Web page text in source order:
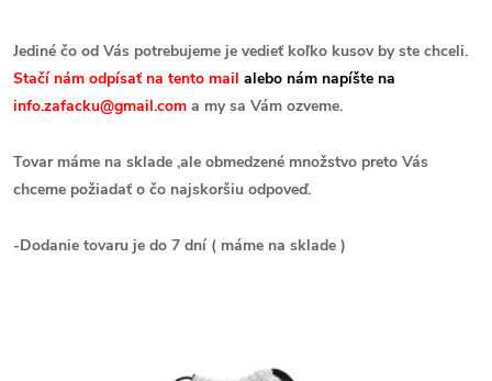
Jediné čo od Vás potrebujeme je vedieť koľko kusov by ste chceli.
Stačí nám odpísať na tento mail alebo nám napíšte na
info.zafacku@gmail.com a my sa Vám ozveme.
Tovar máme na sklade ,ale obmedzené množstvo preto Vás
chceme požiadať o čo najskoršiu odpoveď.
-Dodanie tovaru je do 7 dní ( máme na sklade )